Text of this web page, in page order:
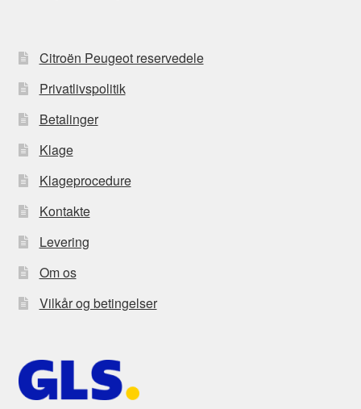
Citroën Peugeot reservedele
Privatlivspolitik
Betalinger
Klage
Klageprocedure
Kontakte
Levering
Om os
Vilkår og betingelser